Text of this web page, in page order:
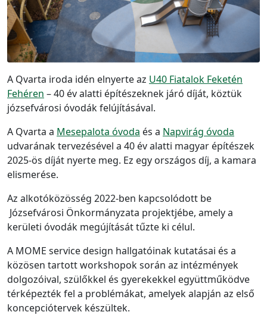
A Qvarta iroda idén elnyerte az U40 Fiatalok Feketén
Fehéren – 40 év alatti építészeknek járó díját, köztük
józsefvárosi óvodák felújításával.
A Qvarta a Mesepalota óvoda és a Napvirág óvoda
udvarának tervezésével a 40 év alatti magyar építészek
2025-ös díját nyerte meg. Ez egy országos díj, a kamara
elismerése.
Az alkotóközösség 2022-ben kapcsolódott be
Józsefvárosi Önkormányzata projektjébe, amely a
kerületi óvodák megújítását tűzte ki célul.
A MOME service design hallgatóinak kutatásai és a
közösen tartott workshopok során az intézmények
dolgozóival, szülőkkel és gyerekekkel együttműködve
térképezték fel a problémákat, amelyek alapján az első
koncepciótervek készültek.